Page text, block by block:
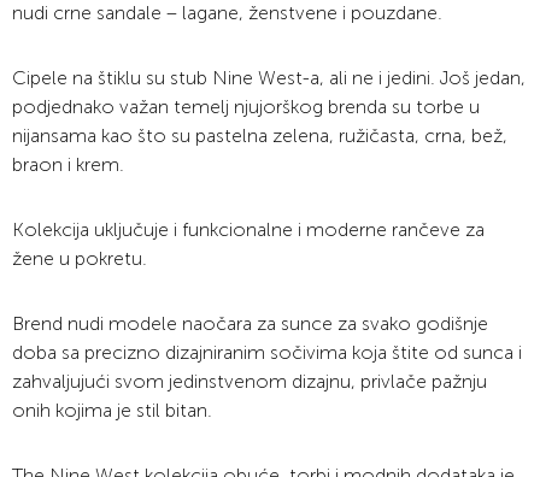
nudi crne sandale – lagane, ženstvene i pouzdane.
Cipele na štiklu su stub Nine West-a, ali ne i jedini. Još jedan,
podjednako važan temelj njujorškog brenda su torbe u
nijansama kao što su pastelna zelena, ružičasta, crna, bež,
braon i krem.
Kolekcija uključuje i funkcionalne i moderne rančeve za
žene u pokretu.
Brend nudi modele naočara za sunce za svako godišnje
doba sa precizno dizajniranim sočivima koja štite od sunca i
zahvaljujući svom jedinstvenom dizajnu, privlače pažnju
onih kojima je stil bitan.